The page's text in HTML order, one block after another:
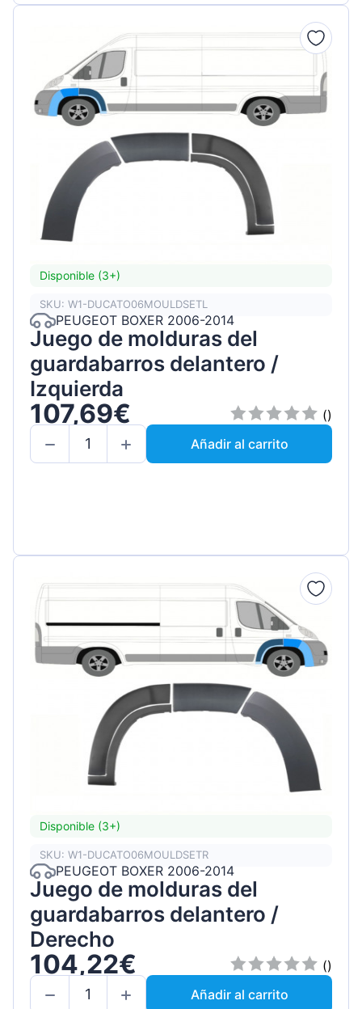
Disponible (3+)
SKU: W1-DUCATO06MOULDSETL
PEUGEOT BOXER 2006-2014
Juego de molduras del
guardabarros delantero /
Izquierda
107,69€
()
Añadir al carrito
Disponible (3+)
SKU: W1-DUCATO06MOULDSETR
PEUGEOT BOXER 2006-2014
Juego de molduras del
guardabarros delantero /
Derecho
104,22€
()
Añadir al carrito